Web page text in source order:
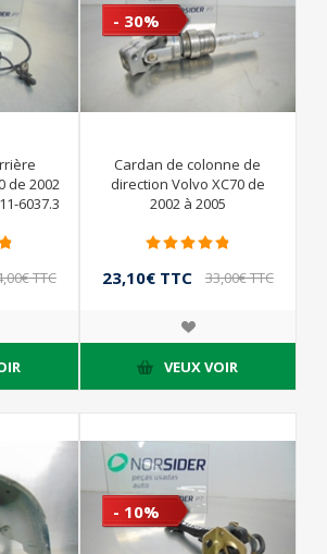
de 2002
6037.3
TTC
- 30%
Cardan de colonne de
direction Volvo XC70 de
2002 à 2005
23,10€ TTC 33,00€ TTC
VEUX VOIR
- 10%